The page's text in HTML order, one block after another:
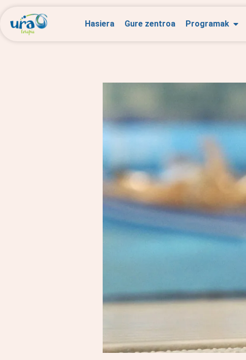
Hasiera Gure zentroa Programak